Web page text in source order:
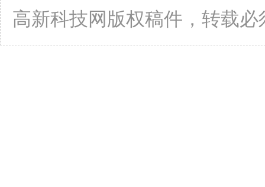
高新科技网版权稿件，转载必